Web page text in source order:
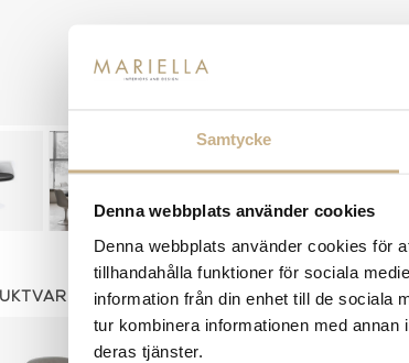
Samtycke
Denna webbplats använder cookies
Denna webbplats använder cookies för
tillhandahålla funktioner för sociala
information från din enhet till de sociala
tur kombinera informationen med
deras tjänster.